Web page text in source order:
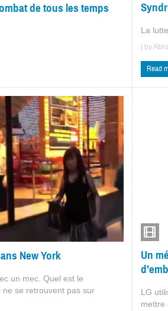
de tous les temps
La
| by
Read
New York
un mec. Quel est le
se retrouvent pas sur
Un
LG
mettre